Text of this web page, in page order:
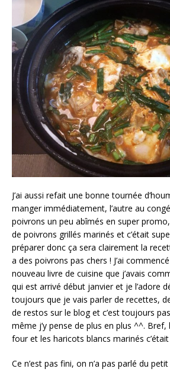
J’ai aussi refait une bonne tournée
manger immédiatement, l’autre au
poivrons un peu abîmés en super
de poivrons grillés marinés et c’était
préparer donc ça sera clairement la
a des poivrons pas chers ! J’ai
nouveau livre de cuisine que j’avais
qui est arrivé début janvier et je l’adore
toujours que je vais parler de recettes,
de restos sur le blog et c’est toujours
même j’y pense de plus en plus ^^.
four et les haricots blancs marinés
Ce n’est pas fini, on n’a pas parlé du